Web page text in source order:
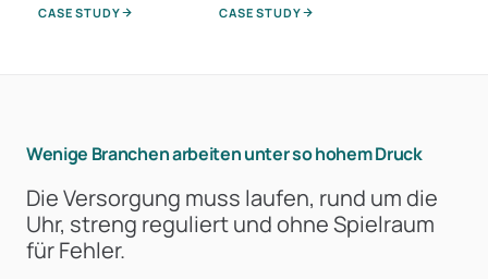
CASE STUDY CASE STUDY
Wenige Branchen arbeiten unter so hohem Druck
Die Versorgung muss laufen, rund um die
Uhr, streng reguliert und ohne Spielraum
für Fehler.